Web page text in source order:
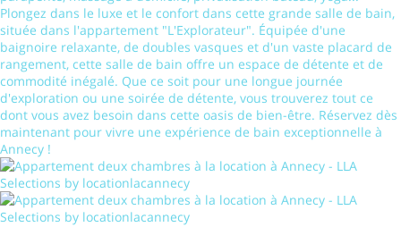
Plongez dans le luxe et le confort dans cette grande salle de bain,
située dans l'appartement "L'Explorateur". Équipée d'une
baignoire relaxante, de doubles vasques et d'un vaste placard de
rangement, cette salle de bain offre un espace de détente et de
commodité inégalé. Que ce soit pour une longue journée
d'exploration ou une soirée de détente, vous trouverez tout ce
dont vous avez besoin dans cette oasis de bien-être. Réservez dès
maintenant pour vivre une expérience de bain exceptionnelle à
Annecy !